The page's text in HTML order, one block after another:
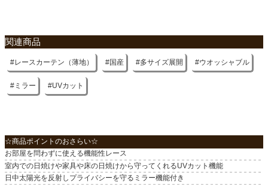
洗濯機OK（ネット使用）
入り数
1枚（両開きの場合は２個でご注文下さい）
関連商品
レースカーテン（薄地） 国産 多サイズ展開 ウオッシャブル
ミラー UVカット
☆商品ポイントのおさらい☆
お部屋を問わずに使える機能性レース
室内での日焼けや家具や床の日焼けから守ってくれるUVカット機能
日中太陽光を反射しプライバシーを守るミラー機能付き